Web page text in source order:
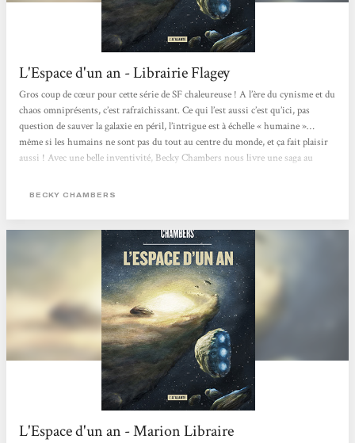
L'Espace d'un an - Librairie Flagey
Gros coup de cœur pour cette série de SF chaleureuse ! A l’ère du cynisme et du
chaos omniprésents, c’est rafraîchissant. Ce qui l’est aussi c’est qu’ici, pas
question de sauver la galaxie en péril, l’intrigue est à échelle « humaine »…
même si les humains ne sont pas du tout au centre du monde, et ça fait plaisir
aussi ! Avec une belle inventivité, Becky Chambers nous livre une saga au
vivre-ensemble et de tolérance dans un univers avec des races aliens...
BECKY CHAMBERS
L'Espace d'un an - Marion Libraire